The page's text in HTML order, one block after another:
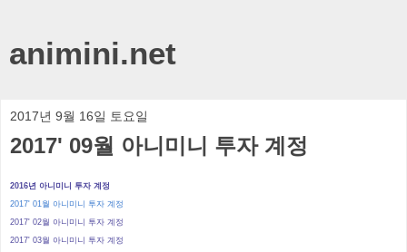
animini.net
2017년 9월 16일 토요일
2017' 09월 아니미니 투자 계정
2016년 아니미니 투자 계정
2017' 01월 아니미니 투자 계정
2017' 02월 아니미니 투자 계정
2017' 03월 아니미니 투자 계정